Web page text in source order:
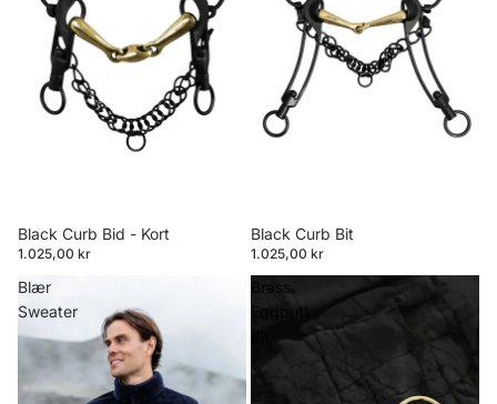
Black Curb Bid - Kort
1.025,00 kr
Black Curb Bit
1.025,00 kr
Blær
Sweater
Brass
Eggbutt